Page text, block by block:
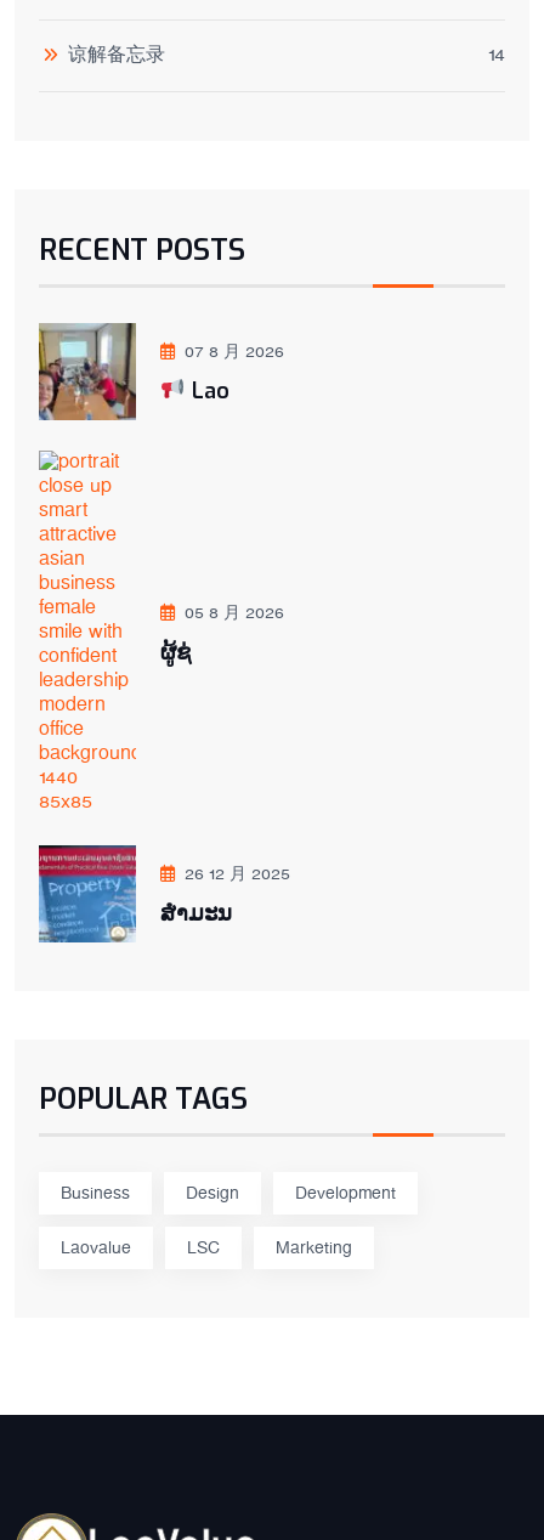
谅解备忘录 14
RECENT POSTS
07 8 月 2026
Lao
05 8 月 2026
ຜູ້ຊ່
26 12 月 2025
ສຳມະນ
POPULAR TAGS
Business Design Development
Laovalue LSC Marketing